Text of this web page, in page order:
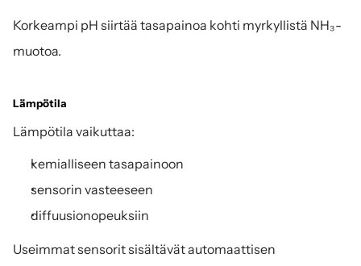
Korkeampi pH siirtää tasapainoa kohti myrkyllistä NH₃-
muotoa.
Lämpötila
Lämpötila vaikuttaa:
kemialliseen tasapainoon
sensorin vasteeseen
diffuusionopeuksiin
Useimmat sensorit sisältävät automaattisen